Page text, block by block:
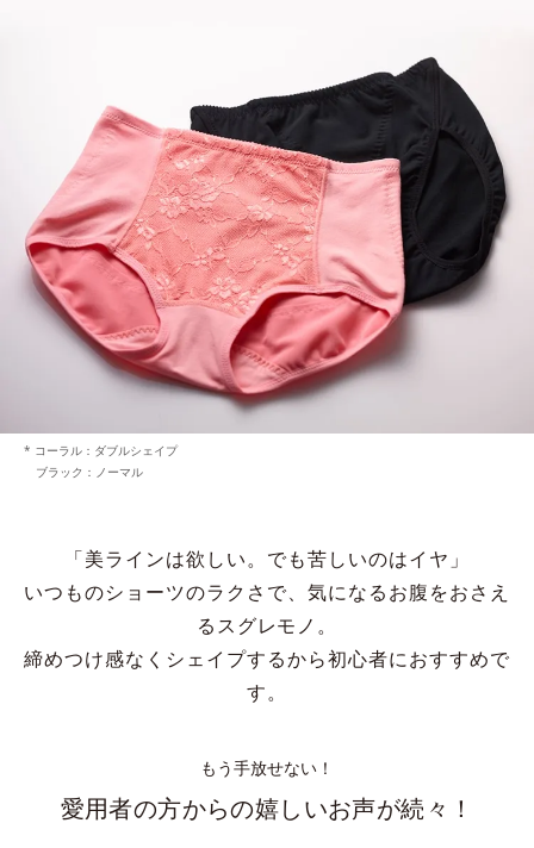
* コーラル：ダブルシェイプ
ブラック：ノーマル
「美ラインは欲しい。でも苦しいのはイヤ」
いつものショーツのラクさで、気になるお腹をおさえ
るスグレモノ。
締めつけ感なくシェイプするから初心者におすすめで
す。
もう手放せない！
愛用者の方からの嬉しいお声が続々！